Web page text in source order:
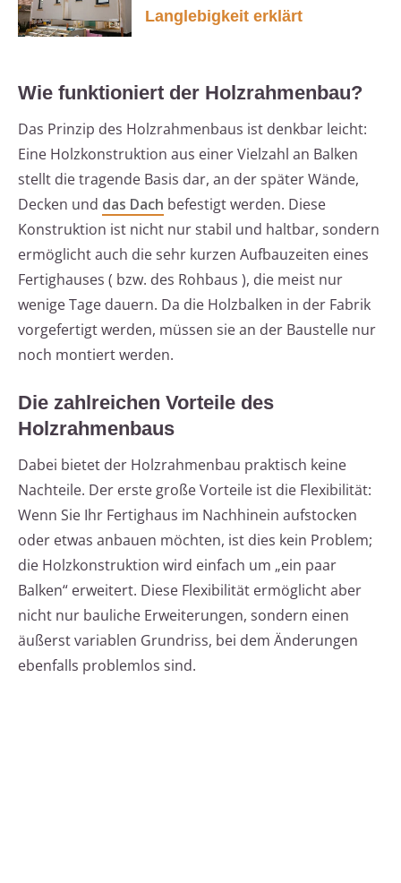
Langlebigkeit erklärt
Wie funktioniert der Holzrahmenbau?
Das Prinzip des Holzrahmenbaus ist denkbar leicht:
Eine Holzkonstruktion aus einer Vielzahl an Balken
stellt die tragende Basis dar, an der später Wände,
Decken und das Dach befestigt werden. Diese
Konstruktion ist nicht nur stabil und haltbar, sondern
ermöglicht auch die sehr kurzen Aufbauzeiten eines
Fertighauses ( bzw. des Rohbaus ), die meist nur
wenige Tage dauern. Da die Holzbalken in der Fabrik
vorgefertigt werden, müssen sie an der Baustelle nur
noch montiert werden.
Die zahlreichen Vorteile des
Holzrahmenbaus
Dabei bietet der Holzrahmenbau praktisch keine
Nachteile. Der erste große Vorteile ist die Flexibilität:
Wenn Sie Ihr Fertighaus im Nachhinein aufstocken
oder etwas anbauen möchten, ist dies kein Problem;
die Holzkonstruktion wird einfach um „ein paar
Balken“ erweitert. Diese Flexibilität ermöglicht aber
nicht nur bauliche Erweiterungen, sondern einen
äußerst variablen Grundriss, bei dem Änderungen
ebenfalls problemlos sind.